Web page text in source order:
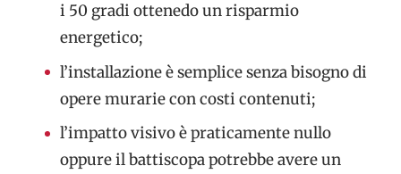
i 50 gradi ottenedo un risparmio
energetico;
l’installazione è semplice senza bisogno di
opere murarie con costi contenuti;
l’impatto visivo è praticamente nullo
oppure il battiscopa potrebbe avere un